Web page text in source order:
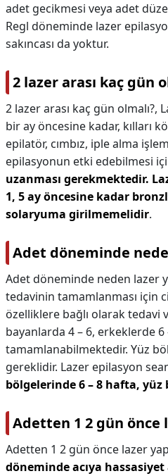
adet gecikmesi veya adet
Regl döneminde lazer
sakıncası da yoktur.
2 lazer arası kaç gün
2 lazer arası kaç gün olmalı?,
bir ay öncesine kadar, kılları
epilatör, cımbız, iple alma
epilasyonun etki edebilmesi
uzanması gerekmektedir.
1, 5 ay öncesine kadar
solaryuma girilmemelidir.
Adet döneminde
Adet döneminde neden lazer
tedavinin tamamlanması için
özelliklere bağlı olarak tedavi
bayanlarda 4 – 6, erkeklerde 6
tamamlanabilmektedir. Yüz
gereklidir. Lazer epilasyon
bölgelerinde 6 – 8 hafta, yüz
Adetten 1 2 gün önce
Adetten 1 2 gün önce lazer
döneminde acıya